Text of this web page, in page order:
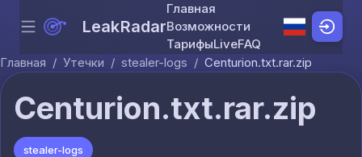
Skip to content
Menu LeakRadar
Главная
Возможности
ТарифыLiveFAQ
Главная / Утечки / stealer-logs / Centurion.txt.rar.zip
Centurion.txt.rar.zip
stealer-logs